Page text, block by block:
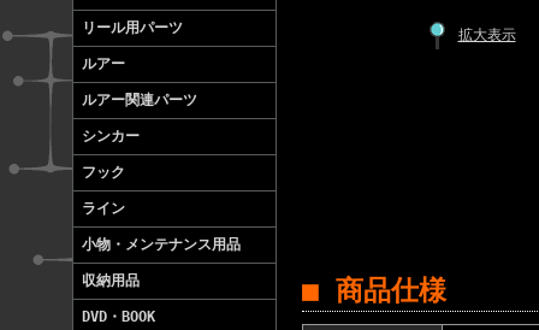
リール用パーツ
ルアー
ルアー関連パーツ
シンカー
フック
ライン
小物・メンテナンス用品
収納用品
DVD・BOOK
拡大表示
■ 商品仕様